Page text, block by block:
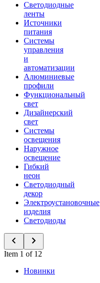
Светодиодные
ленты
Источники
питания
Системы
управления
и
автоматизации
Алюминиевые
профили
Функциональный
свет
Дизайнерский
свет
Системы
освещения
Наружное
освещение
Гибкий
неон
Светодиодный
декор
Электроустановочные
изделия
Светодиоды
Item 1 of 12
Новинки